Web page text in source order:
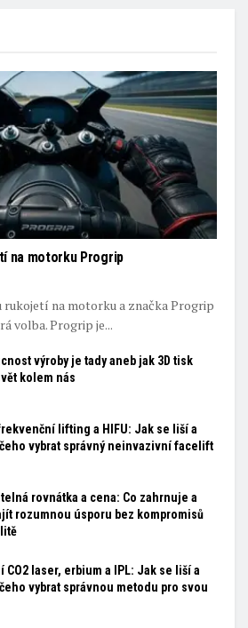
na motorku Progrip
rukojetí na motorku a značka Progrip
volba. Progrip je...
výroby je tady aneb jak 3D tisk
kolem nás
lifting a HIFU: Jak se liší a
vybrat správný neinvazivní facelift
rovnátka a cena: Co zahrnuje a
rozumnou úsporu bez kompromisů
CO2 laser, erbium a IPL: Jak se liší a
vybrat správnou metodu pro svou